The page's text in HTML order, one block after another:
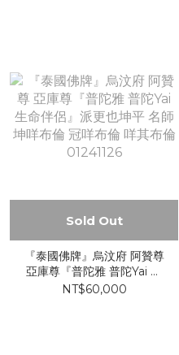
Sold Out
『泰國佛牌』烏汶府 阿贊尊
亞庫尊『普陀雅 普陀Yai 生
命伴侶』派更也坤平 名師 坤
NT$60,000